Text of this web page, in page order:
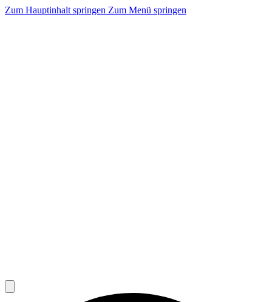
Zum Hauptinhalt springen Zum Menü springen